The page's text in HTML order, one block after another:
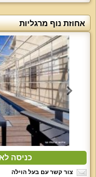
אחוזת נוף מרגליות
כניסה
צור קשר עם בעל הוילה